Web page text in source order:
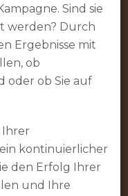
Sind sie
werden? Durch
Ergebnisse mit
ob
oder ob Sie auf
Ihrer
kontinuierlicher
den Erfolg Ihrer
und Ihre